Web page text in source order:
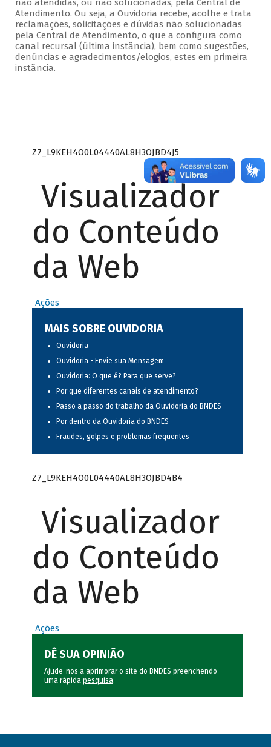
não atendidas, ou não solucionadas, pela Central de
Atendimento. Ou seja, a Ouvidoria recebe, acolhe e trata
reclamações, solicitações e dúvidas não solucionadas
pela Central de Atendimento, o que a configura como
canal recursal (última instância), bem como sugestões,
denúncias e agradecimentos/elogios, estes em primeira
instância.
Z7_L9KEH4O0L04440AL8H3OJBD4J5
Visualizador
do Conteúdo
da Web
Ações
MAIS SOBRE OUVIDORIA
Ouvidoria
Ouvidoria - Envie sua Mensagem
Ouvidoria: O que é? Para que serve?
Por que diferentes canais de atendimento?
Passo a passo do trabalho da Ouvidoria do BNDES
Por dentro da Ouvidoria do BNDES
Fraudes, golpes e problemas frequentes
Z7_L9KEH4O0L04440AL8H3OJBD4B4
Visualizador
do Conteúdo
da Web
Ações
DÊ SUA OPINIÃO
Ajude-nos a aprimorar o site do BNDES preenchendo
uma rápida pesquisa.